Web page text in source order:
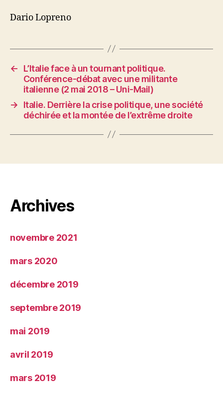
Dario Lopreno
←
L’Italie face à un tournant politique.
Conférence-débat avec une militante
italienne (2 mai 2018 – Uni-Mail)
→
Italie. Derrière la crise politique, une société
déchirée et la montée de l’extrême droite
Archives
novembre 2021
mars 2020
décembre 2019
septembre 2019
mai 2019
avril 2019
mars 2019